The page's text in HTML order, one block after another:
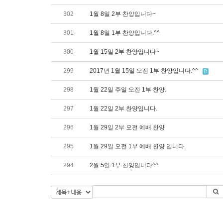
302 1월 8일 2부 찬양입니다~
301 1월 8일 1부 찬양입니다.^^
300 1월 15일 2부 찬양입니다~
299 2017년 1월 15일 오전 1부 찬양입니다.^^
298 1월 22일 주일 오전 1부 찬양.
297 1월 22일 2부 찬양입니다.
296 1월 29일 2부 오전 예배 찬양
295 1월 29일 오전 1부 예배 찬양 입니다.
294 2월 5일 1부 찬양입니다^^